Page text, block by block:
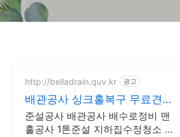
http://belladrain.quv.kr 광고
배관공사 싱크홀복구 무료견적
365일 긴급 배관 민원처리
준설공사 배관공사 배수로정비 맨
홀공사 1톤준설 지하집수정청소 벨